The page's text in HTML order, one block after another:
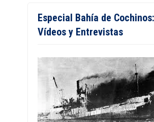
Especial Bahía de
Vídeos y Entrevistas